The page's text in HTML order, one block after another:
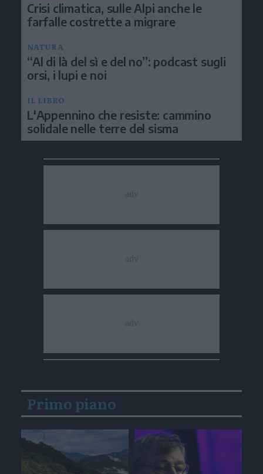
Crisi climatica, sulle Alpi anche le
farfalle costrette a migrare
NATURA
“Al di là del sì e del no”: podcast sugli
orsi, i lupi e noi
IL LIBRO
L'Appennino che resiste: cammino
solidale nelle terre del sisma
Primo piano